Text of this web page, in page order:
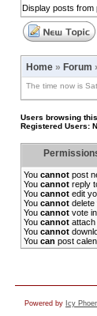
Display posts from
Home » Forum
The time now is
Users browsing
Registered Users:
You cannot post
You cannot reply
You cannot edit
You cannot delete
You cannot vote
You cannot attach
You cannot
You can post
Powered by Icy